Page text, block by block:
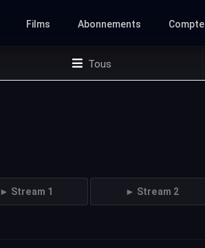
Films Abonnements Compte
Tous
► Stream 1 ► Stream 2